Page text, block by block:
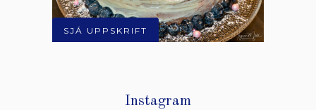
SJÁ UPPSKRIFTIR
SJÁ UPPSKRIFT
SJÁ UPPSKRIFT
SJÁ UPPSKRIFT
Instagram